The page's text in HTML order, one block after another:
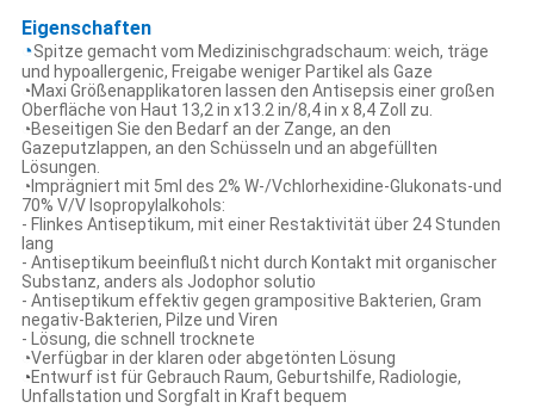
Eigenschaften
◔Spitze gemacht vom Medizinischgradschaum: weich, träge
und hypoallergenic, Freigabe weniger Partikel als Gaze
◔Maxi Größenapplikatoren lassen den Antisepsis einer großen
Oberfläche von Haut 13,2 in x13.2 in/8,4 in x 8,4 Zoll zu.
◔Beseitigen Sie den Bedarf an der Zange, an den
Gazeputzlappen, an den Schüsseln und an abgefüllten
Lösungen.
◔Imprägniert mit 5ml des 2% W-/Vchlorhexidine-Glukonats-und
70% V/V Isopropylalkohols:
- Flinkes Antiseptikum, mit einer Restaktivität über 24 Stunden
lang
- Antiseptikum beeinflußt nicht durch Kontakt mit organischer
Substanz, anders als Jodophor solutio
- Antiseptikum effektiv gegen grampositive Bakterien, Gram
negativ-Bakterien, Pilze und Viren
- Lösung, die schnell trocknete
◔Verfügbar in der klaren oder abgetönten Lösung
◔Entwurf ist für Gebrauch Raum, Geburtshilfe, Radiologie,
Unfallstation und Sorgfalt in Kraft bequem